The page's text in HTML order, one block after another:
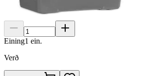
Eining1 ein.
Verð